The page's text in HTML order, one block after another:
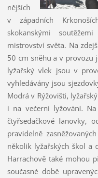
nějších
v západních
skokanskými
mistrovství světa. Na
50 cm sněhu a v provozu
lyžařský vlek jsou v
vyhledávány jsou
Modrá v Rýžovišti,
i na večerní lyžování.
čtyřsedačkové lanovky,
pravidelně
několik lyžařských škol a
Harrachově také mohou
současné době